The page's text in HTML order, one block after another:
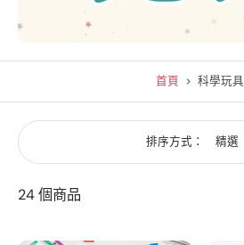
首頁 > 科學玩具
排序方式：
24 個商品